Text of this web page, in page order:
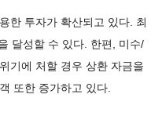
한 투자가 확산되고 있다. 최
달성할 수 있다. 한편, 미수/
기에 처할 경우 상환 자금을
또한 증가하고 있다.